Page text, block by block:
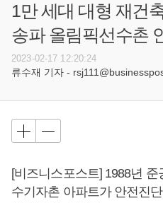
1만 세대 대형 재건
송파 올림픽선수촌
2023-02-17 12:20:24
류수재 기자 -
[비즈니스포스트] 1988년
수기자촌 아파트가 안전진